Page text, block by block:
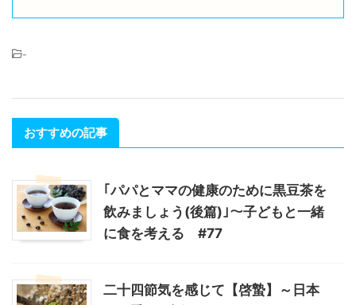
-
おすすめの記事
｢パパとママの健康のために黒豆茶を
飲みましょう(後篇)｣～子どもと一緒
に食を考える #77
二十四節気を感じて【啓蟄】～日本